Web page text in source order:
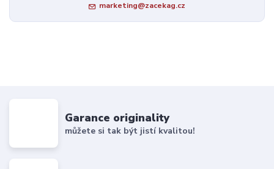
marketing@zacekag.cz
Garance originality
můžete si tak být jistí kvalitou!